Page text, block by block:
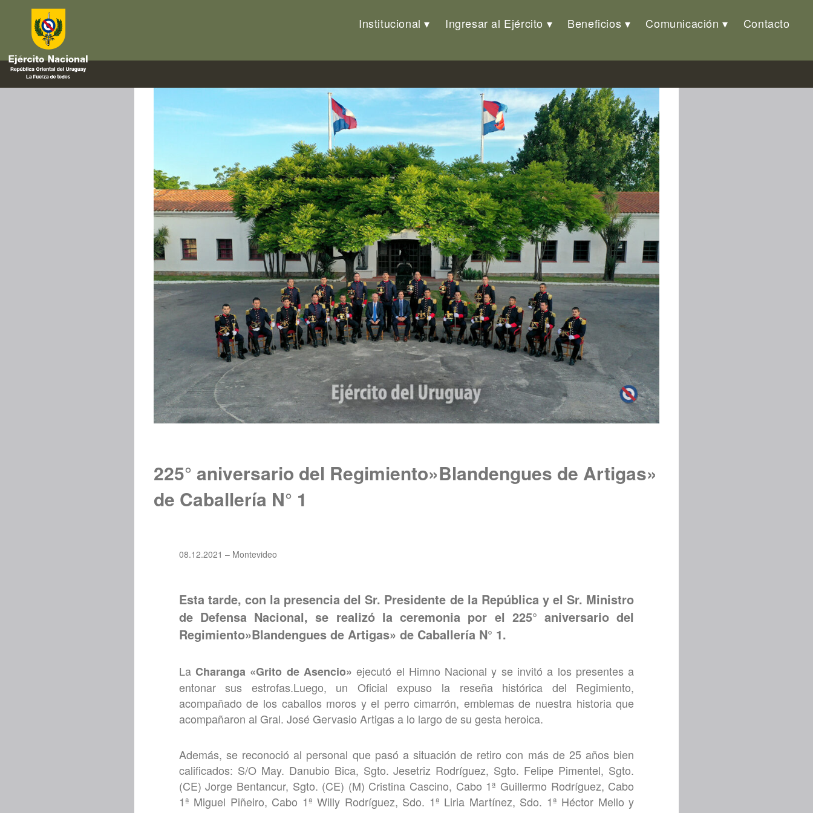
Institucional Ingresar al Ejército Beneficios Comunicación Contacto
225° aniversario del Regimiento»Blandengues de Artigas»
de Caballería N° 1
08.12.2021 – Montevideo
Esta tarde, con la presencia del Sr. Presidente de la República y el Sr. Ministro
de Defensa Nacional, se realizó la ceremonia por el 225° aniversario del
Regimiento»Blandengues de Artigas» de Caballería N° 1.
LaCharanga «Grito de Asencio» ejecutó el Himno Nacional y se invitó a los presentes a
entonar sus estrofas.Luego, un Oficial expuso la reseña histórica del Regimiento,
acompañado de los caballos moros y el perro cimarrón, emblemas de nuestra historia que
acompañaron al Gral. José Gervasio Artigas a lo largo de su gesta heroica.
Además, se reconoció al personal que pasó a situación de retiro con más de 25 años bien
calificados: S/O May. Danubio Bica, Sgto. Jesetriz Rodríguez, Sgto. Felipe Pimentel, Sgto.
(CE) Jorge Bentancur, Sgto. (CE) (M) Cristina Cascino, Cabo 1ª Guillermo Rodríguez, Cabo
1ª Miguel Piñeiro, Cabo 1ª Willy Rodríguez, Sdo. 1ª Liria Martínez, Sdo. 1ª Héctor Mello y